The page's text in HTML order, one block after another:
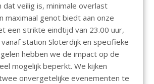
veilig is, minimale overlast
maximaal genot biedt aan onze
een strikte eindtijd van 23.00 uur,
station Sloterdijk en specifieke
hebben we de impact op de
mogelijk beperkt. We kijken
onvergetelijke evenementen te